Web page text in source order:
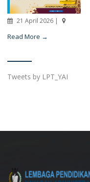
21 April 2026 |
Read More →
Tweets by LPT_YAI